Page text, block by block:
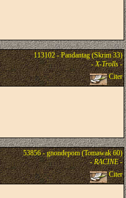
113102 - Pandantag (Skrim 33)
-X-Trolls-
Citer
53856 - gnondepom (Tomawak 60)
-RACINE-
Citer